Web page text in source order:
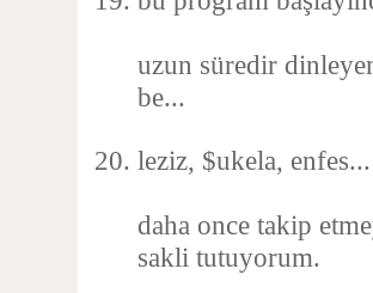
uzun süredir
be...
leziz, $ukela,
daha once takip
sakli tutuyorum.